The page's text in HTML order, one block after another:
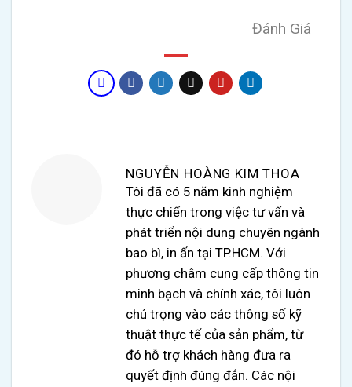
Đánh Giá
NGUYỄN HOÀNG KIM THOA
Tôi đã có 5 năm kinh nghiệm
thực chiến trong việc tư vấn và
phát triển nội dung chuyên ngành
bao bì, in ấn tại TP.HCM. Với
phương châm cung cấp thông tin
minh bạch và chính xác, tôi luôn
chú trọng vào các thông số kỹ
thuật thực tế của sản phẩm, từ
đó hỗ trợ khách hàng đưa ra
quyết định đúng đắn. Các nội